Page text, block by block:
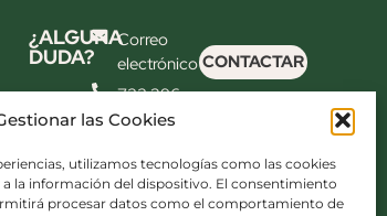
las Cookies
utilizamos tecnologías como las cookies
la información del dispositivo. El consentimiento
procesar datos como el comportamiento de
¿ALGUNA
DUDA?
Correo
electrónico
722 396
699
Síguenos
también en
CONTACTAR